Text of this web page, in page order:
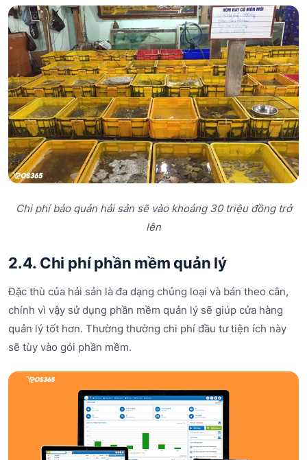
Chi phí bảo quản hải sản sẽ vào khoảng 30 triệu đồng trở
lên
2.4. Chi phí phần mềm quản lý
Đặc thù của hải sản là đa dạng chủng loại và bán theo cân,
chính vì vậy sử dụng phần mềm quản lý sẽ giúp cửa hàng
quản lý tốt hơn. Thường thường chi phí đầu tư tiện ích này
sẽ tùy vào gói phần mềm.